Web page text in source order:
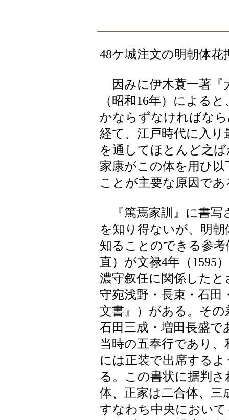
48ケ城注文の明朝体花
因みに伊木蓑一著『
（昭和16年）による
かならずなければな
経て、江戸時代に入
を通してほとんど之
家康がこの体を用ひ
ことが主要な原因で
『篤焉家訓』に書写
を知り得ないが、明
知ることのできる参
直）が文禄4年（1595
濃守叙任に関係したと
守宛浅野・長束・石田
文書』）がある。その
石田三成・増田長盛で
当時の五奉行であり
には正装で出席する
る。この書状に据判
体、正家は二合体、
すなわち中央におい